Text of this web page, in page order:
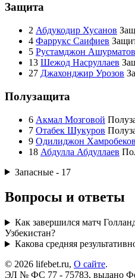
Защита
2 Абдукодир Хусанов
4 Фаррукс Саифиев
5 Рустамджон Ашурматов
13 Шежод Насруллаев
27 Джахонджир Урозов
Полузащита
6 Акмал Мозговой
7 Отабек Шукуров
9 Одилиджон Хамробеков
18 Абдулла Абдуллаев
Запасные - 17
Вопросы и ответы
Как завершился матч
Узбекистан?
Какова средняя
© 2026 lifebet.ru, О сайте.
ЭЛ № ФС 77 - 75783, выдано